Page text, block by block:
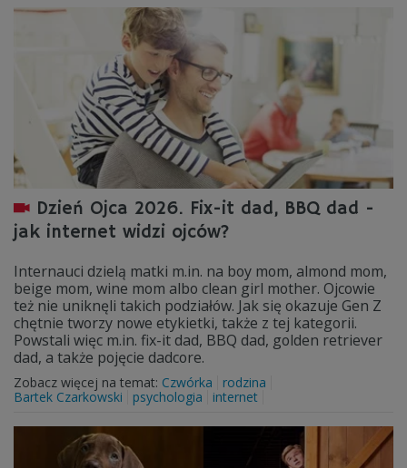
Dzień Ojca 2026. Fix-it dad, BBQ dad -
jak internet widzi ojców?
Internauci dzielą matki m.in. na boy mom, almond mom,
beige mom, wine mom albo clean girl mother. Ojcowie
też nie uniknęli takich podziałów. Jak się okazuje Gen Z
chętnie tworzy nowe etykietki, także z tej kategorii.
Powstali więc m.in. fix-it dad, BBQ dad, golden retriever
dad, a także pojęcie dadcore.
Zobacz więcej na temat: Czwórka
rodzina
Bartek Czarkowski
psychologia internet